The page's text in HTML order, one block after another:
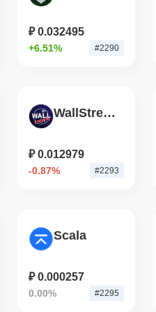
₽ 0.032495
+6.51% #2290
WallStreetBets DApp
₽ 0.012979
-0.87% #2293
Scala
₽ 0.000257
0.00% #2295